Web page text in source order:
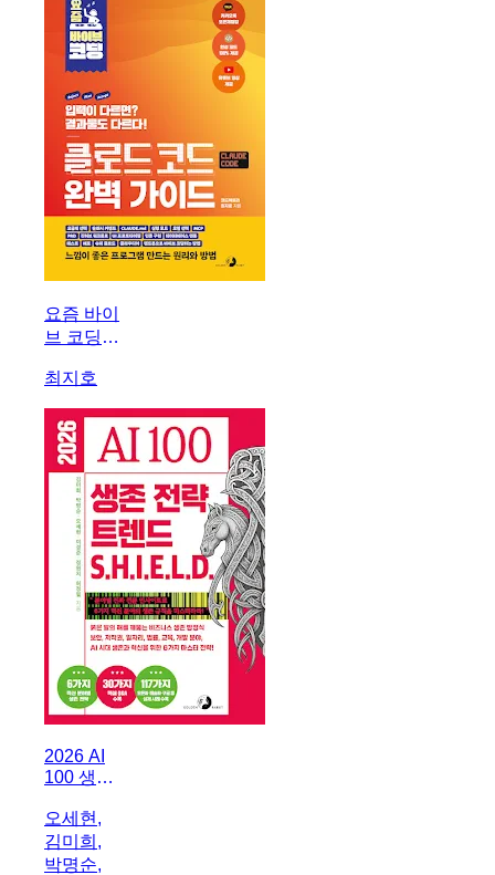
MCP
LangChain
A2A
LangGraph
요즘 바이
브 코딩
드 완벽
가이드
최지호
2026 AI
100 생존
드 쉴드
(SHIELD)
오세현,
김미희,
박명순,